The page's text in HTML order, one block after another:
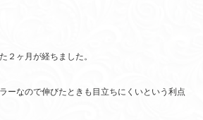
２ヶ月が経ちました。
ーなので伸びたときも目立ちにくいという利点